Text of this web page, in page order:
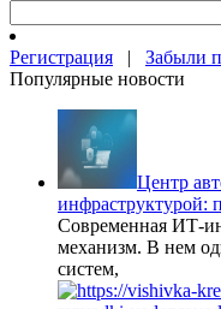
Регистрация | Забыли
Популярные новости
Центр
инфраструктурой:
Современная ИТ-
механизм. В нем
систем,